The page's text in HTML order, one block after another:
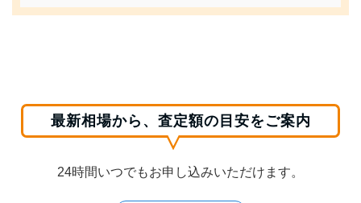
最新相場から、査定額の目安をご案内
24時間いつでもお申し込みいただけます。